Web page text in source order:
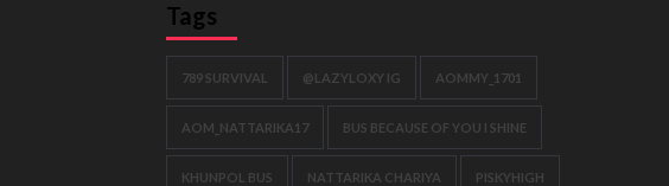
Tags
789 SURVIVAL @LAZYLOXY IG AOMMY_1701
AOM_NATTARIKA17 BUS BECAUSE OF YOU I SHINE
KHUNPOL BUS NATTARIKA CHARIYA PISKYHIGH